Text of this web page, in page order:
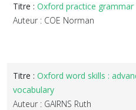
Titre : Oxford practice grammar
Auteur : COE Norman
Titre : Oxford word skills :
vocabulary
Auteur : GAIRNS Ruth